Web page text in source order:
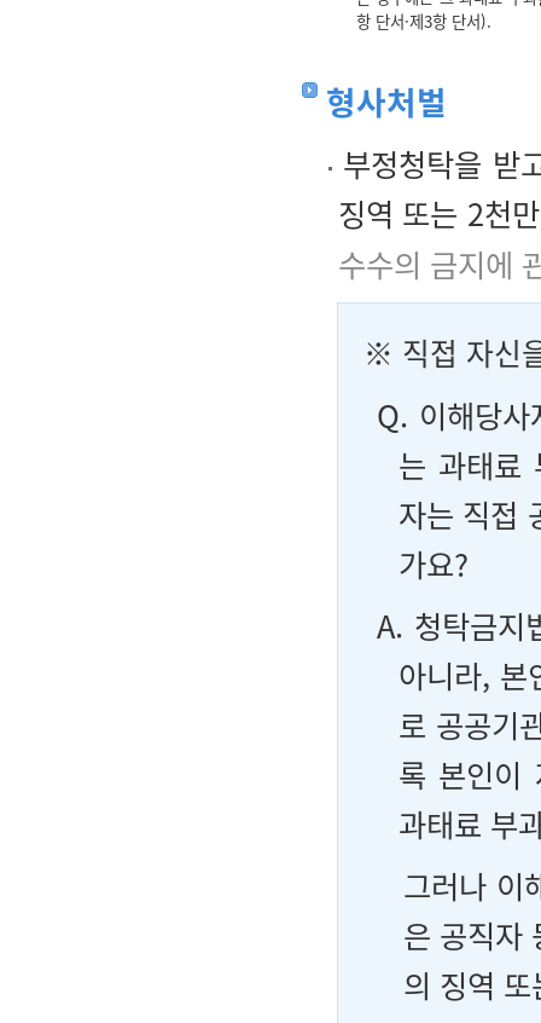
항 단서·제3항 단서).
형사처벌
부정청탁을 받
징역 또는 2천
수수의 금지에
※ 직접 자신
Q. 이해당
는 과태료
자는 직접
가요?
A. 청탁금지
아니라, 본
로 공공기
록 본인이
과태료 부
그러나 이
은 공직자
의 징역